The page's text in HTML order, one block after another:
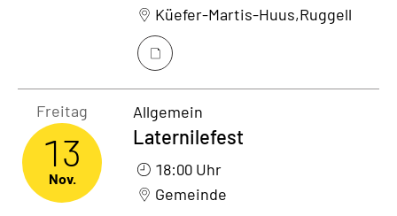
Küefer-Martis-Huus,Ruggell
Freitag
13
Nov.
Laternilefest
Allgemein
18:00 Uhr
Gemeinde